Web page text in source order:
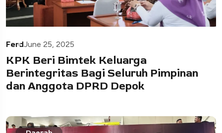
FerdJune 25, 2025
KPK Beri Bimtek Keluarga
Berintegritas Bagi Seluruh Pimpinan
dan Anggota DPRD Depok